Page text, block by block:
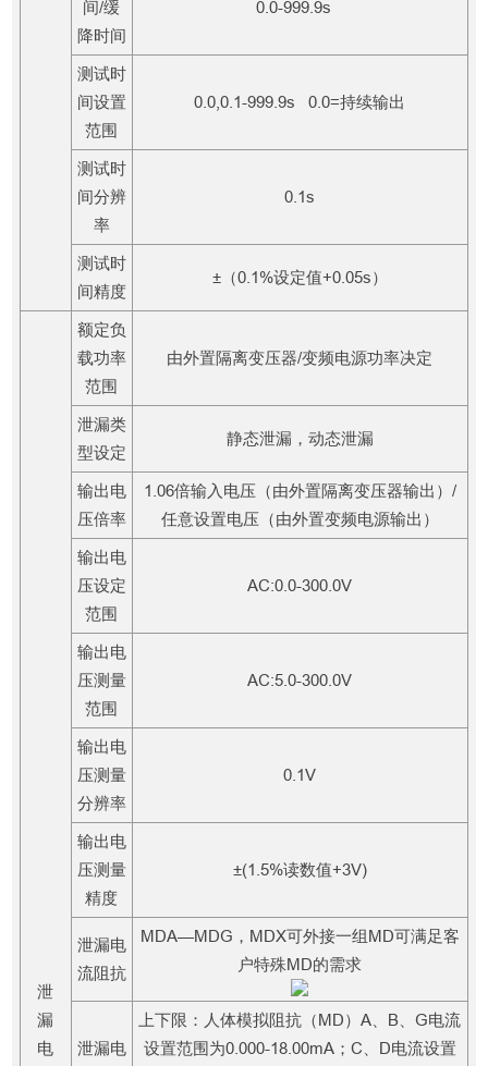
间/缓
降时间
0.0-999.9s
测试时
间设置
范围
0.0,0.1-999.9s 0.0=持续输出
测试时
间分辨
率
0.1s
测试时
间精度
±（0.1%设定值+0.05s）
泄
漏
电
额定负
载功率
范围
由外置隔离变压器/变频电源功率决定
泄漏类
型设定
静态泄漏，动态泄漏
输出电
压倍率
1.06倍输入电压（由外置隔离变压器输出）/
任意设置电压（由外置变频电源输出）
输出电
压设定
范围
AC:0.0-300.0V
输出电
压测量
范围
AC:5.0-300.0V
输出电
压测量
分辨率
0.1V
输出电
压测量
精度
±(1.5%读数值+3V)
泄漏电
流阻抗
MDA—MDG，MDX可外接一组MD可满足客
户特殊MD的需求
泄漏电
上下限：人体模拟阻抗（MD）A、B、G电流
设置范围为0.000-18.00mA；C、D电流设置